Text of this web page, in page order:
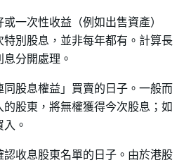
一次性收益（例如出售資產）
別股息，並非每年都有。計算長
分開處理。
股息權益」買賣的日子。一般而
股東，將無權獲得今次股息；如
。
收息股東名單的日子。由於港股